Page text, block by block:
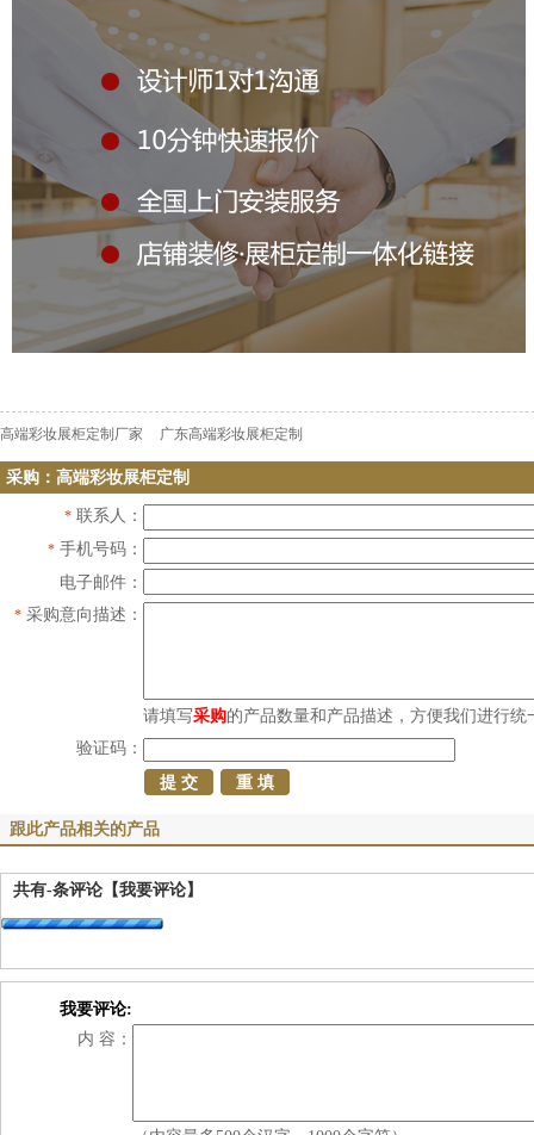
高端彩妆展柜定制厂家 广东高端彩妆展柜定制
采购：高端彩妆展柜定制
* 联系人：
* 手机号码：
电子邮件：
* 采购意向描述：
请填写采购的产品数量和产品描述，方便我们进行统
验证码：
跟此产品相关的产品
共有-条评论 【我要评论】
我要评论:
内 容：